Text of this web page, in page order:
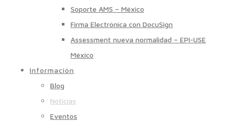
Soporte AMS – México
Firma Electrónica con DocuSign
Assessment nueva normalidad – EPI-USE
México
Información
Blog
Noticias
Eventos